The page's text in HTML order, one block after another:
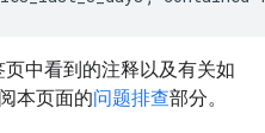
页中看到的注释以及有关如
本页面的问题排查部分。